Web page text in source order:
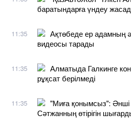
баратындарға үндеу
11:35
Ақтөбеде ер адамның
видеосы тарады
11:35
Алматыда Галкинге
рұқсат берілмеді
11:35
"Миға қонымсыз":
Сәтжанның өтірігін